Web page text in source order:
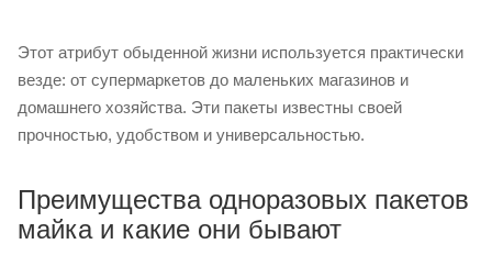
Этот атрибут обыденной жизни используется практически
везде: от супермаркетов до маленьких магазинов и
домашнего хозяйства. Эти пакеты известны своей
прочностью, удобством и универсальностью.
Преимущества одноразовых пакетов
майка и какие они бывают